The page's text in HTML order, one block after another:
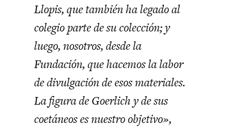
Llopis, que también ha legado al
colegio parte de su colección; y
luego, nosotros, desde la
Fundación, que hacemos la labor
de divulgación de esos materiales.
La figura de Goerlich y de sus
coetáneos es nuestro objetivo»,